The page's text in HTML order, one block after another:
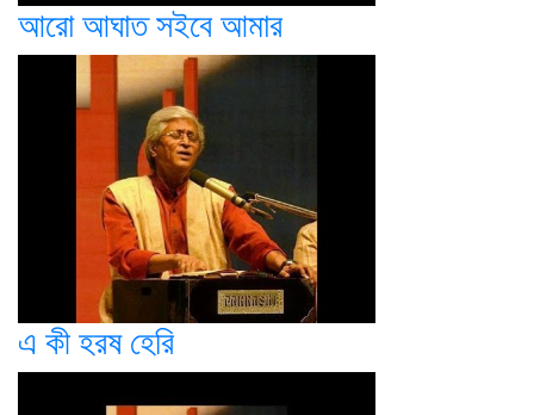
আরো আঘাত সইবে আমার
এ কী হরষ হেরি